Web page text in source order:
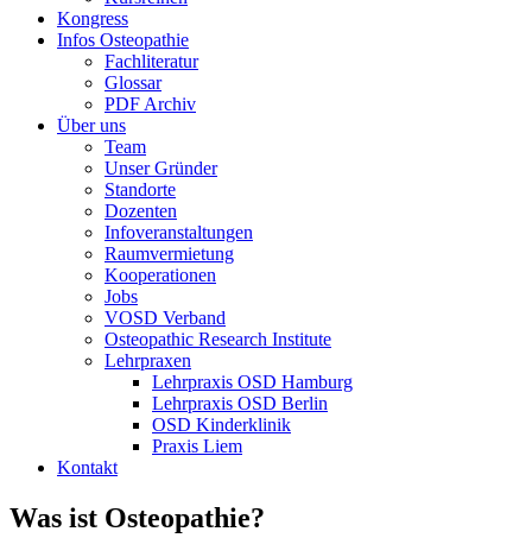
Kongress
Infos Osteopathie
Fachliteratur
Glossar
PDF Archiv
Über uns
Team
Unser Gründer
Standorte
Dozenten
Infoveranstaltungen
Raumvermietung
Kooperationen
Jobs
VOSD Verband
Osteopathic Research Institute
Lehrpraxen
Lehrpraxis OSD Hamburg
Lehrpraxis OSD Berlin
OSD Kinderklinik
Praxis Liem
Kontakt
Was ist Osteopathie?